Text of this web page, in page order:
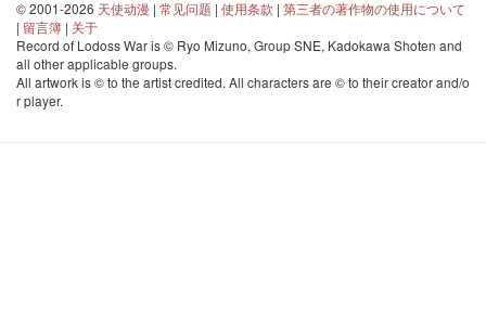
© 2001-2026 天使动漫 | 常见问题 | 使用条款 | 第三者の著作物の使用について
| 留言簿 | 关于
Record of Lodoss War is © Ryo Mizuno, Group SNE, Kadokawa Shoten and
all other applicable groups.
All artwork is © to the artist credited. All characters are © to their creator and/o
r player.